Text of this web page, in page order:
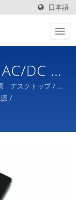
日本語
DC ス
クトッ
デスクトップ / ト
カスタム電源、バ
/